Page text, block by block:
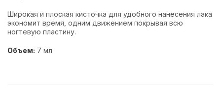
Широкая и плоская кисточка для удобного нанесения лака
экономит время, одним движением покрывая всю
ногтевую пластину.
Объем: 7 мл